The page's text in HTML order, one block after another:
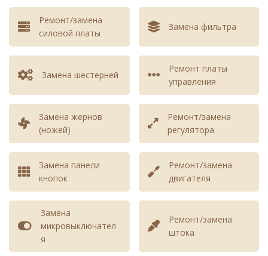
гарантированная цена для для любой
кофемашины - 5200 руб.
Чистка
Чистка от накипи
640 - 1440
Чистка от кофейных
жиров кофемашины
Чистка молочной
системы кофемашины
360 - 960
Чистка и смазка
заварного блока
кофемашины
640 - 1440
кофемашины
Чистка дозаторной
480 - 1280
Ремонт/замена
силовой платы
Замена фильтра
Замена шестерней
Ремонт платы
управления
Замена жернов
(ножей)
Ремонт/замена
регулятора
Замена панели
кнопок
Ремонт/замена
двигателя
Замена
микровыключател
я
Ремонт/замена
штока